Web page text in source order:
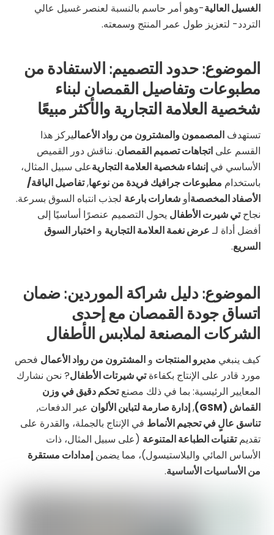
الغسيل العالية-وهو أمر حاسم بالنسبة لعنصر غسيل عالي
التردد- لتعزيز طول عمر المنتج وسمعته.
الموضوع: حدود التصميم: الاستفادة من
مطبوعات وتفاصيل القمصان لبناء
شخصية العلامة التجارية والأكثر مبيعًا
تستهدفالمصممون والمشترون من رواد الأعماليركز هذا
القسم علىاتجاهات تصميم القمصان. نناقش دور القميص
الأساسي فيإنشاء شخصية العلامة التجاريةعلى سبيل المثال،
باستخدام مطبوعات جرافيك فريدة من نوعها,تفاصيل الياقة/
الأصفاد المخصصةأوشعارات بارعة لجذب انتباه السوق بسرعة.
نجاحتي شيرت الأطفال يحول التصميم عنصرًا أساسيًا إلى
أفضل أداة لـعرض نغمة العلامة التجارية واختبار السوق
السريع.
الموضوع: دليل شراكة الموردين: ضمان
اتساق جودة القمصان مع إحدى
الشركات المصنعة لملابس الأطفال
كيف ينبغي مديرو المنتجات والمشترون من رواد الأعمال فحص
مورد قادر على الإنتاج بكفاءةتي شيرتات الأطفال? نحن نشارك
المعايير الرئيسية: بما في ذلك مصنعتحكم دقيق في وزن
القماش (GSM)
,إدارة صارمة لتباين الألوان عبر الدفعات,
تناسق عالٍ في تحجيم الأنماط في الإنتاج بالجملة، والقدرة على
تقديمتقنيات الطباعة المتنوعة (على سبيل المثال، ذات
الأساس المائي والبلاستيسول)، مما يضمنإمدادات مستقرة
من الأساسيات الأساسية.